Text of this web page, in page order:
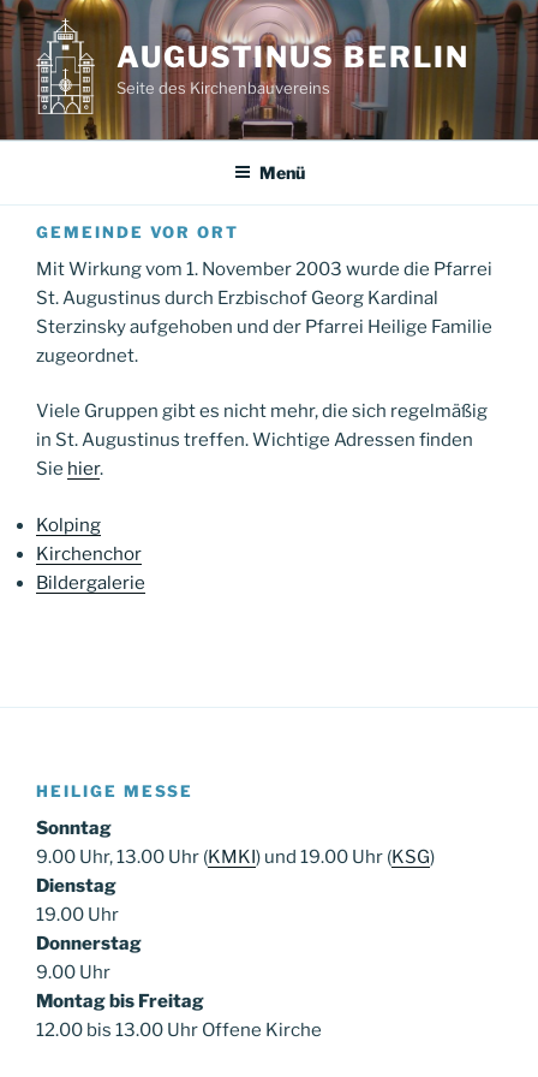
Zum
Inhalt
springen
AUGUSTINUS BERLIN
Seite des Kirchenbauvereins
Menü
GEMEINDE VOR ORT
Mit Wirkung vom 1. November 2003 wurde die Pfarrei
St. Augustinus durch Erzbischof Georg Kardinal
Sterzinsky aufgehoben und der Pfarrei Heilige Familie
zugeordnet.
Viele Gruppen gibt es nicht mehr, die sich regelmäßig
in St. Augustinus treffen. Wichtige Adressen finden
Sie hier.
Kolping
Kirchenchor
Bildergalerie
HEILIGE MESSE
Sonntag
9.00 Uhr, 13.00 Uhr (KMKI) und 19.00 Uhr (KSG)
Dienstag
19.00 Uhr
Donnerstag
9.00 Uhr
Montag bis Freitag
12.00 bis 13.00 Uhr Offene Kirche